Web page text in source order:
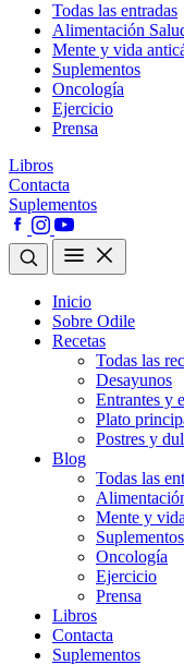
Todas las entradas
Alimentación
Mente y vida
Suplementos
Oncología
Ejercicio
Prensa
Libros
Contacta
Suplementos
Inicio
Sobre Odile
Recetas
Todas las
Desayunos
Entrantes y
Plato
Postres y
Blog
Todas las
Mente y
Suplementos
Oncología
Ejercicio
Prensa
Libros
Contacta
Suplementos